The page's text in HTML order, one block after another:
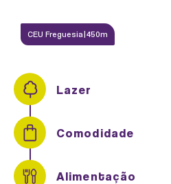
CEU Freguesia|450m
Lazer
Comodidade
Alimentação